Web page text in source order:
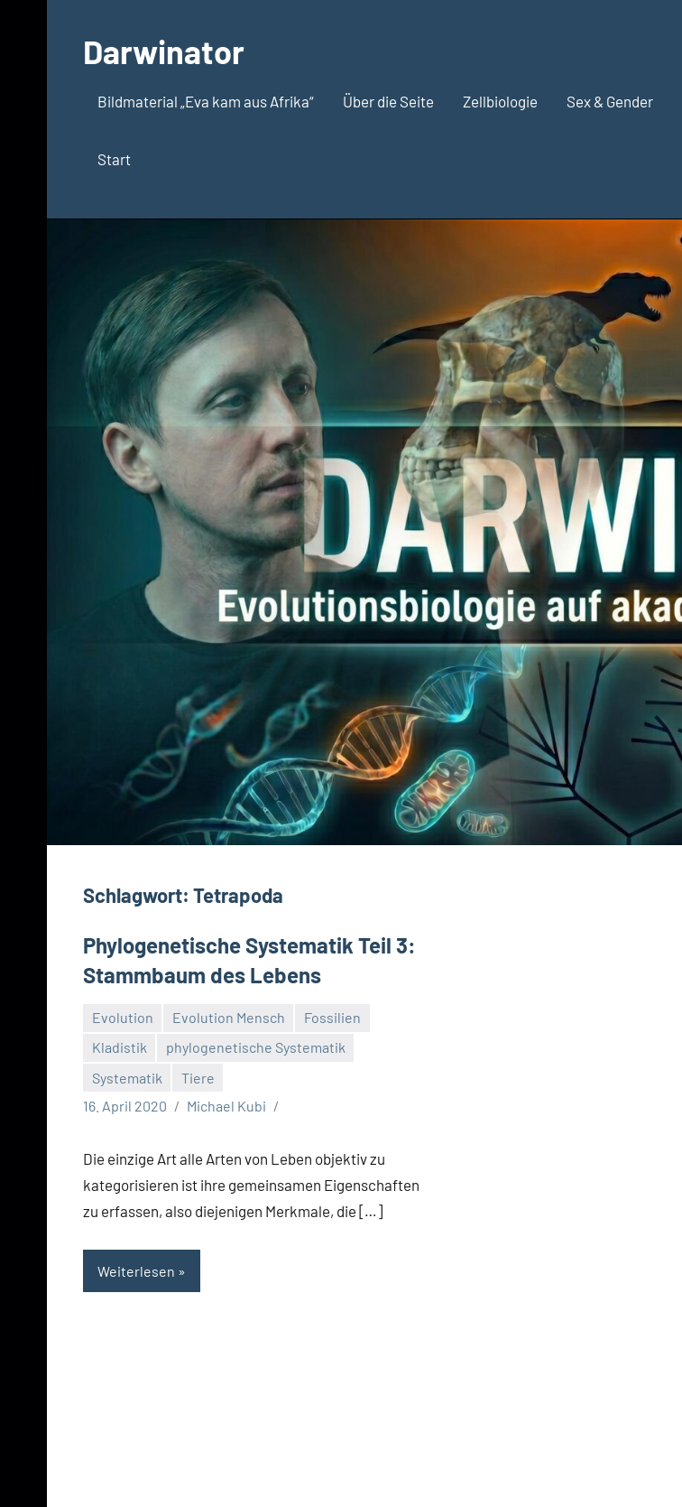
springenDarwinator
Evolutionsbiologie
Bildmaterial „Eva kam aus Afrika“ Über die Seite Zellbiologie Sex & Gender
Start
Schlagwort: Tetrapoda
Phylogenetische Systematik Teil 3:
Stammbaum des Lebens
Evolution Evolution Mensch
Fossilien
Kladistik
phylogenetische Systematik
Systematik
Tiere
16. April 2020
Michael Kubi
Die einzige Art alle Arten von Leben objektiv zu
kategorisieren ist ihre gemeinsamen Eigenschaften
zu erfassen, also diejenigen Merkmale, die […]
Weiterlesen